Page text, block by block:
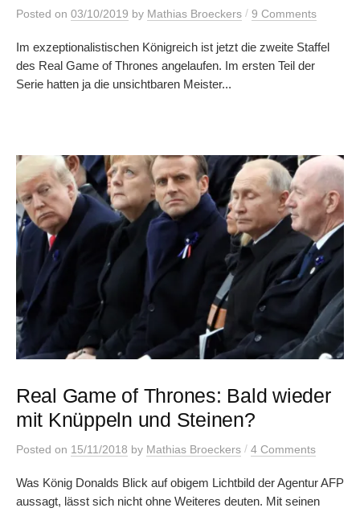
Posted on 03/10/2019 by Mathias Broeckers / 9 Comments
Im exzeptionalistischen Königreich ist jetzt die zweite Staffel
des Real Game of Thrones angelaufen. Im ersten Teil der
Serie hatten ja die unsichtbaren Meister...
Real Game of Thrones: Bald wieder
mit Knüppeln und Steinen?
Posted on 15/11/2018 by Mathias Broeckers / 4 Comments
Was König Donalds Blick auf obigem Lichtbild der Agentur AFP
aussagt, lässt sich nicht ohne Weiteres deuten. Mit seinen